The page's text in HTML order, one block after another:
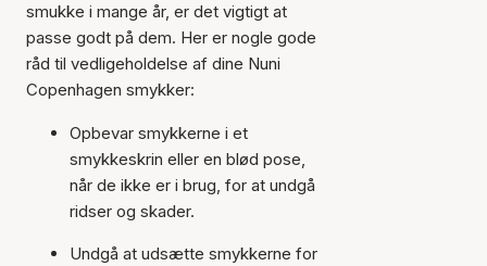
smukke i mange år, er det vigtigt at
passe godt på dem. Her er nogle gode
råd til vedligeholdelse af dine Nuni
Copenhagen smykker:
Opbevar smykkerne i et
smykkeskrin eller en blød pose,
når de ikke er i brug, for at undgå
ridser og skader.
Undgå at udsætte smykkerne for